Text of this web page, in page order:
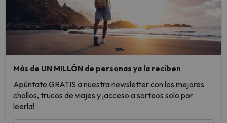
Más de UN MILLÓN de personas ya la reciben
Apúntate GRATIS a nuestra newsletter con los mejores
chollos, trucos de viajes y ¡acceso a sorteos solo por
leerla!